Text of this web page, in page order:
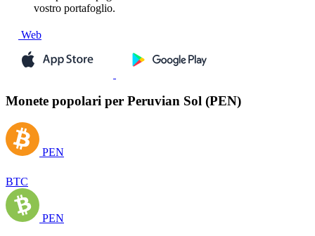
vostro portafoglio.
Web
Monete popolari per Peruvian Sol (PEN)
PEN
BTC
PEN